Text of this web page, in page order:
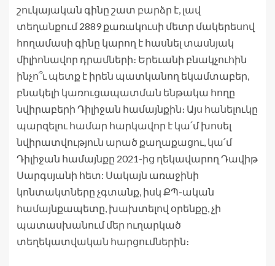
շուկայական գինը շատ բարձր է, լավ
տեղանքում 2889 քառակուսի մետր մակերեսով
հողամասի գինը կարող է հասնել տասնյակ
միլիոնավոր դրամների։ Երեւանի բնակչուհին
ինչո՞ւ պետք է իրեն պատկանող եկամտաբեր,
բնակելի կառուցապատման ենթակա հողը
նվիրաբերի Դիլիջան համայնքին։ Այս հանելուկը
պարզելու համար հարկավոր է կա՛մ խոսել
նվիրատվություն արած քաղաքացու, կա՛մ
Դիլիջան համայնքը 2021-ից ղեկավարող Դավիթ
Սարգսյանի հետ: Սակայն առաջինի
կոնտակտները չգտանք, իսկ ՔՊ-ական
համայնքապետը, խախտելով օրենքը, չի
պատասխանում մեր ուղարկած
տեղեկատվական հարցումներին։